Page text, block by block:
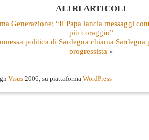
ALTRI ARTICOLI
Generazione: “Il Papa lancia messaggi
più coraggio”
politica di Sardegna chiama
progressista »
Visus 2006, su piattaforma WordPress